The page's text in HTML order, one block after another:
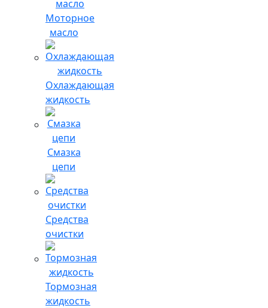
Моторное
масло
Охлаждающая
жидкость
Смазка
цепи
Средства
очистки
Тормозная
жидкость